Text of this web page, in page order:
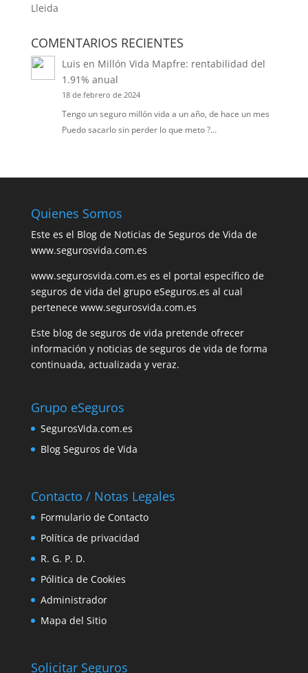
Lleida
COMENTARIOS RECIENTES
Luis en Millón Vida Mapfre: rentabilidad del
1.91% anual
18 de febrero de 2024
Tengo un seguro millón vida a un año, de hace un mes
Puedo sacarlo sin perder lo que meto ?…
Quienes Somos
Este es el Blog de Noticias de Seguros de Vida de
www.segurosvida.com.es
www.segurosvida.com.es es el portal específico de
seguros de vida del grupo eSeguros.es al cual
pertenece www.segurosvida.com.es
Este blog de seguros de vida pretende ofrecer
información y noticias de seguros de vida de forma
continuada, actualizada y veraz.
Grupo eSeguros
SegurosVida.com.es
Blog Seguros de Vida
Contacto / Notas Legales
Formulario de Contacto
Política de privacidad
R. G. P. D.
Pólitica de Cookies
Administrador
Mapa del Sitio
Solicitar Seguros